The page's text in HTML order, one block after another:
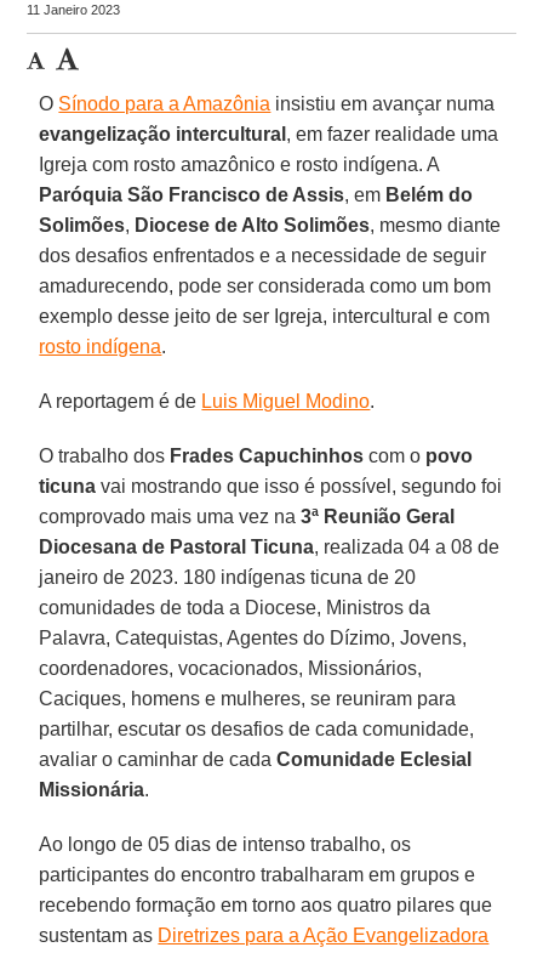
11 Janeiro 2023
O Sínodo para a Amazônia insistiu em avançar numa
evangelização intercultural , em fazer realidade uma
Igreja com rosto amazônico e rosto indígena. A
Paróquia São Francisco de Assis, em Belém do
Solimões, Diocese de Alto Solimões, mesmo diante
dos desafios enfrentados e a necessidade de seguir
amadurecendo, pode ser considerada como um bom
exemplo desse jeito de ser Igreja, intercultural e com
rosto indígena.
A reportagem é de Luis Miguel Modino.
O trabalho dos Frades Capuchinhos com o povo
ticuna vai mostrando que isso é possível, segundo foi
comprovado mais uma vez na3ª Reunião Geral
Diocesana de Pastoral Ticuna, realizada 04 a 08 de
janeiro de 2023. 180 indígenas ticuna de 20
comunidades de toda a Diocese, Ministros da
Palavra, Catequistas, Agentes do Dízimo, Jovens,
coordenadores, vocacionados, Missionários,
Caciques, homens e mulheres, se reuniram para
partilhar, escutar os desafios de cada comunidade,
avaliar o caminhar de cadaComunidade Eclesial
Missionária.
Ao longo de 05 dias de intenso trabalho, os
participantes do encontro trabalharam em grupos e
recebendo formação em torno aos quatro pilares que
sustentam as Diretrizes para a Ação Evangelizadora